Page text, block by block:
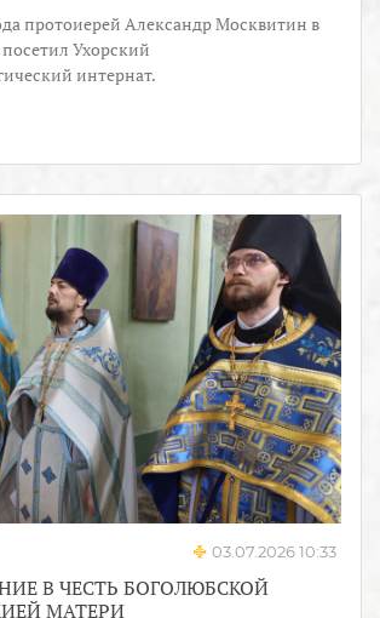
протоиерей Александр Москвитин в
Ухорский
интернат.
03.07.2026 10:33
В ЧЕСТЬ БОГОЛЮБСКОЙ
МАТЕРИ